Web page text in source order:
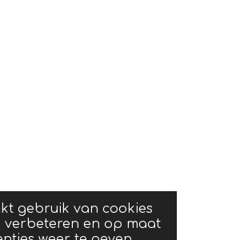
gebruik van cookies
verbeteren en op maat